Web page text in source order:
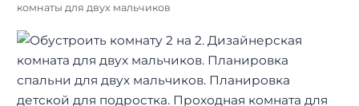
комнаты для двух мальчиков